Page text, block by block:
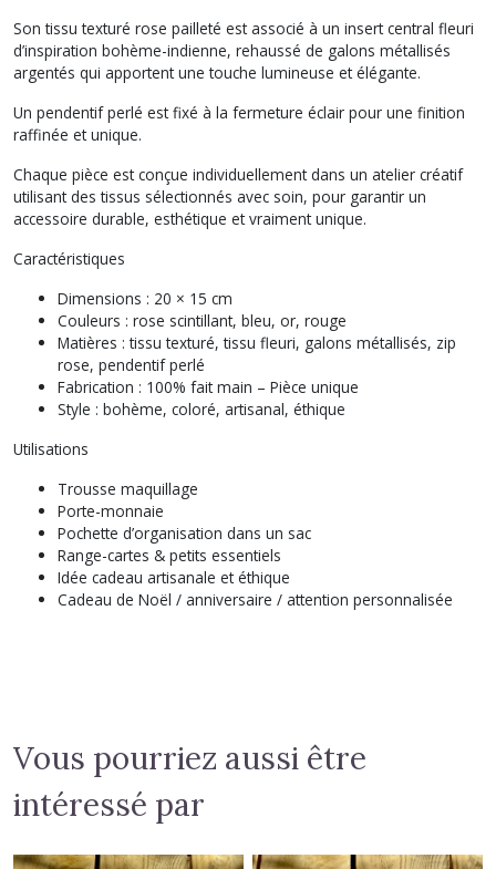
Son tissu texturé rose pailleté est associé à un insert central fleuri
d’inspiration bohème-indienne, rehaussé de galons métallisés
argentés qui apportent une touche lumineuse et élégante.
Un pendentif perlé est fixé à la fermeture éclair pour une finition
raffinée et unique.
Chaque pièce est conçue individuellement dans un atelier créatif
utilisant des tissus sélectionnés avec soin, pour garantir un
accessoire durable, esthétique et vraiment unique.
Caractéristiques
Dimensions : 20 × 15 cm
Couleurs : rose scintillant, bleu, or, rouge
Matières : tissu texturé, tissu fleuri, galons métallisés, zip
rose, pendentif perlé
Fabrication : 100% fait main – Pièce unique
Style : bohème, coloré, artisanal, éthique
Utilisations
Trousse maquillage
Porte-monnaie
Pochette d’organisation dans un sac
Range-cartes & petits essentiels
Idée cadeau artisanale et éthique
Cadeau de Noël / anniversaire / attention personnalisée
Vous pourriez aussi être
intéressé par